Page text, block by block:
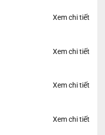
Xem chi tiết
Xem chi tiết
Xem chi tiết
Xem chi tiết